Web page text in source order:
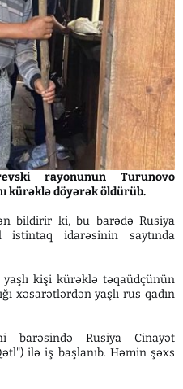
rayonunun Turunovo
kürəklə döyərək öldürüb.
bildirir ki, bu barədə Rusiya
istintaq idarəsinin saytında
kişi kürəklə təqaüdçünün
xəsarətlərdən yaşlı rus qadın
barəsində Rusiya Cinayət
ilə iş başlanıb. Həmin şəxs